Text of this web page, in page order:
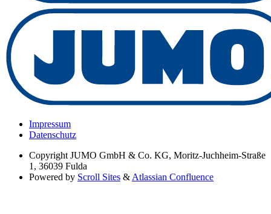
Impressum
Datenschutz
Copyright JUMO GmbH & Co. KG, Moritz-Juchheim-Straße
1, 36039 Fulda
Powered by Scroll Sites & Atlassian Confluence